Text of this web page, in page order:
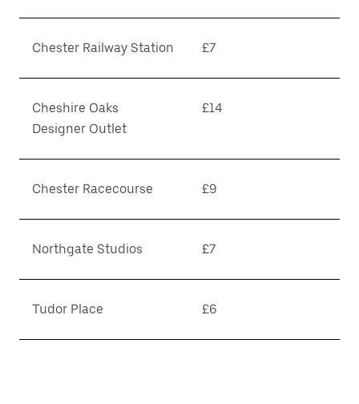
Chester Railway Station £7
Cheshire Oaks
Designer Outlet
£14
Chester Racecourse £9
Northgate Studios £7
Tudor Place £6